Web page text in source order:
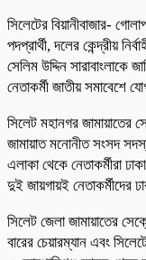
সিলেটের বিয়ানীবাজার-
পদপ্রার্থী, দলের কেন্দ্রীয়
সেলিম উদ্দিন সারাবাংলাকে
নেতাকর্মী জাতীয় সমাবেশে
সিলেট মহানগর জামায়াতের
জামায়াত মনোনীত সংসদ
এলাকা থেকে নেতাকর্মীরা
দুই জায়গায়ই নেতাকর্মীদের
সিলেট জেলা জামায়াতের
বারের চেয়ারম্যান এবং